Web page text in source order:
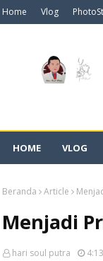
Home Vlog
HOME VLOG
Beranda Article
Menjadi
hari soul putra